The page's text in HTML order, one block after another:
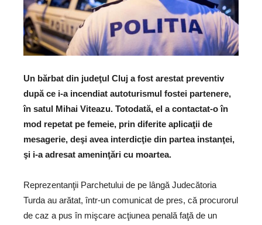
Un bărbat din judeţul Cluj a fost arestat preventiv
după ce i-a incendiat autoturismul fostei partenere,
în satul Mihai Viteazu. Totodată, el a contactat-o în
mod repetat pe femeie, prin diferite aplicaţii de
mesagerie, deşi avea interdicţie din partea instanţei,
şi i-a adresat ameninţări cu moartea.
Reprezentanţii Parchetului de pe lângă Judecătoria
Turda au arătat, într-un comunicat de pres, că procurorul
de caz a pus în mişcare acţiunea penală faţă de un